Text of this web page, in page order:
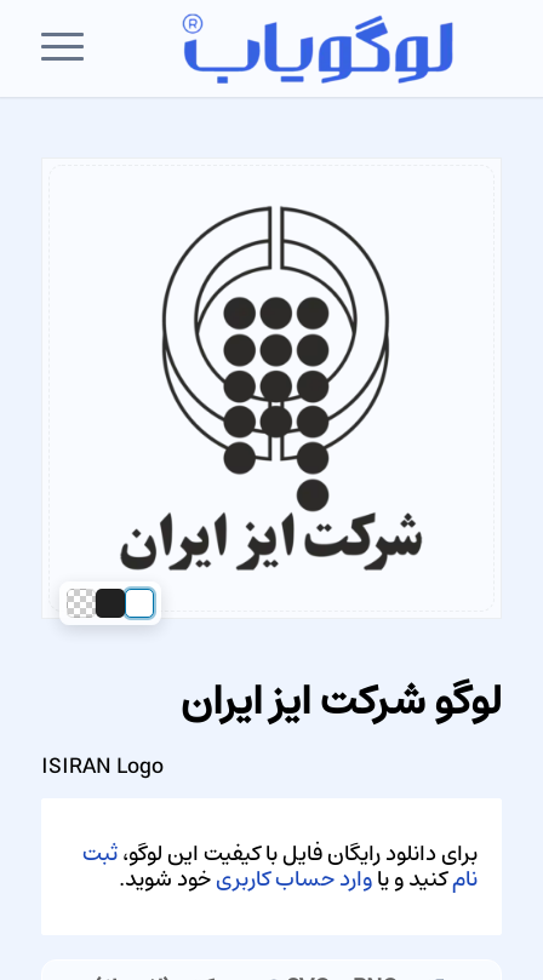
لوگو شرکت ایز ایران
ISIRAN Logo
برای دانلود رایگان فایل با کیفیت این لوگو،ثبت
نامکنید و یاوارد حساب کاربریخود شوید.